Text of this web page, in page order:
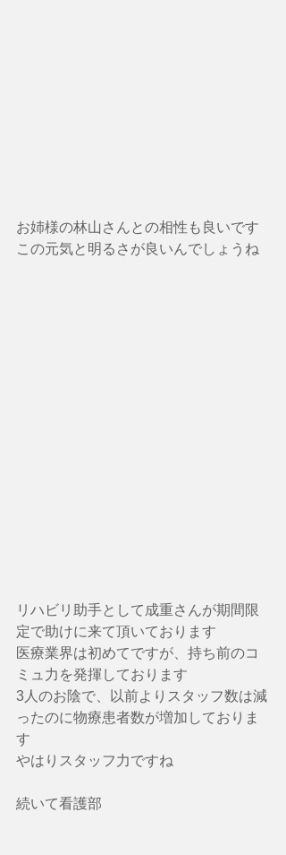
お姉様の林山さんとの相性も良いです
この元気と明るさが良いんでしょうね
リハビリ助手として成重さんが期間限
定で助けに来て頂いております
医療業界は初めてですが、持ち前のコ
ミュ力を発揮しております
3人のお陰で、以前よりスタッフ数は減
ったのに物療患者数が増加しておりま
す
やはりスタッフ力ですね
続いて看護部